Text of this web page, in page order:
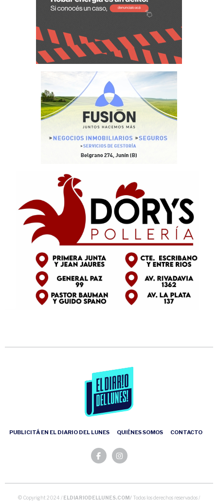
PUBLICITÁ EN EL DIARIO DEL LUNES QUIÉNES SOMOS CONTACTO
© Copyright 2024 / ELDIARIODELLUNES.COM/ Todos los derechos reservados /